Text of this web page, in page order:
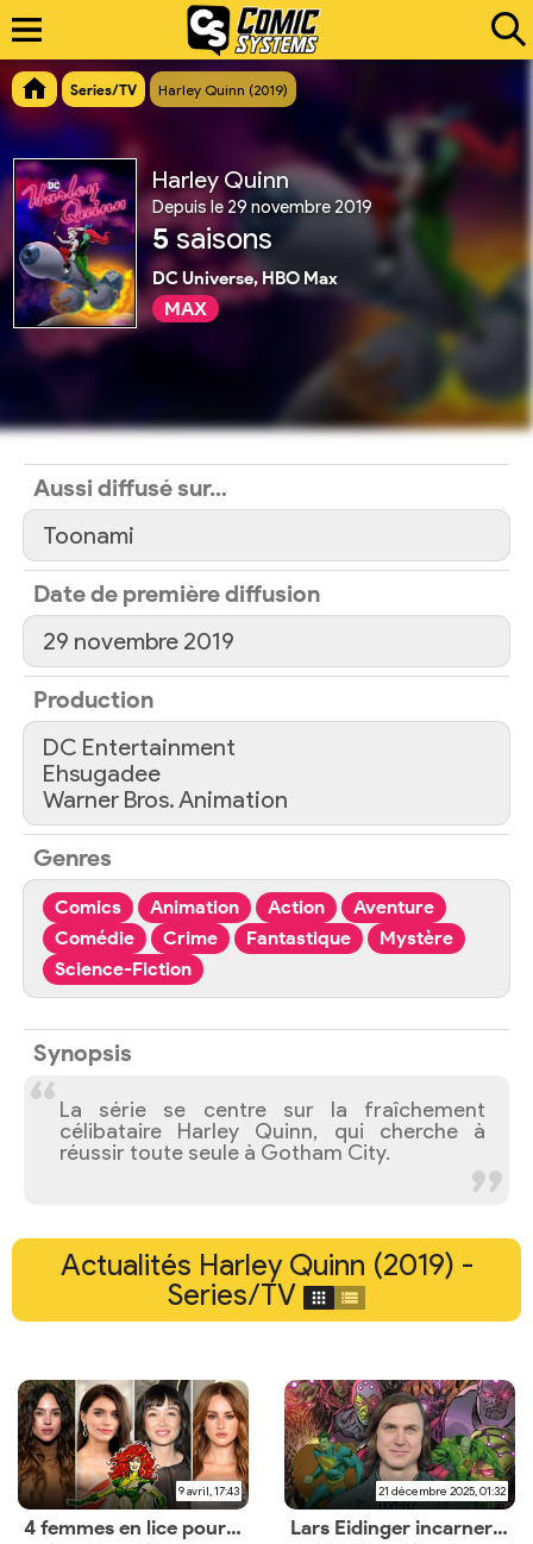
Series/TV Harley Quinn (2019)
Harley Quinn
Depuis le 29 novembre 2019
5saisons
DC Universe, HBO Max
MAX
Aussi diffusé sur…
Toonami
Date de première diffusion
29 novembre 2019
Production
DC Entertainment
Ehsugadee
Warner Bros. Animation
Genres
Comics Animation Action
Aventure
Comédie
Crime Fantastique
Mystère
Science-Fiction
Synopsis
La série se centre sur la fraîchement
célibataire Harley Quinn, qui cherche à
réussir toute seule à Gotham City.
Actualités Harley Quinn (2019) -
Series/TV
9 avril, 17:43
4 femmes en lice pour un rôle clé
21 décembre 2025, 01:32
Lars Eidinger incarnera Brainiac